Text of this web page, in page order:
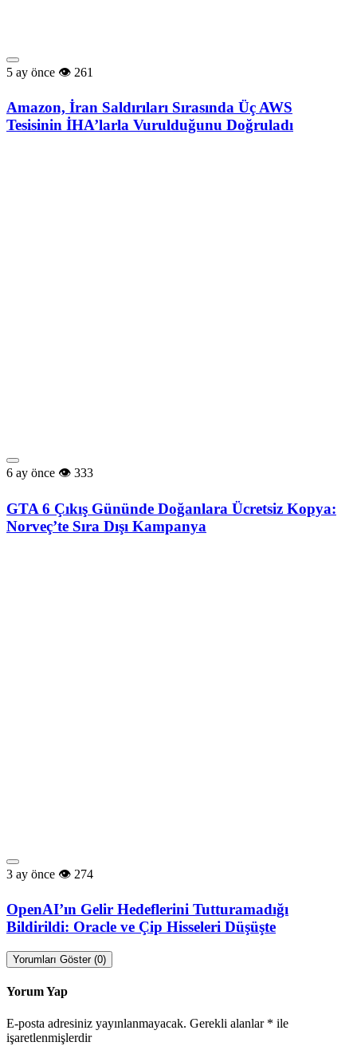
5 ay önce 261
Amazon, İran Saldırıları Sırasında Üç AWS
Tesisinin İHA’larla Vurulduğunu Doğruladı
6 ay önce 333
GTA 6 Çıkış Gününde Doğanlara Ücretsiz Kopya:
Norveç’te Sıra Dışı Kampanya
3 ay önce 274
OpenAI’ın Gelir Hedeflerini Tutturamadığı
Bildirildi: Oracle ve Çip Hisseleri Düşüşte
Yorumları Göster (0)
Yorum Yap
E-posta adresiniz yayınlanmayacak. Gerekli alanlar * ile
işaretlenmişlerdir